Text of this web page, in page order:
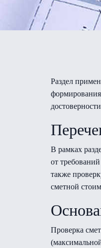
Раздел
В рамках
от
также
сметной
Проверка